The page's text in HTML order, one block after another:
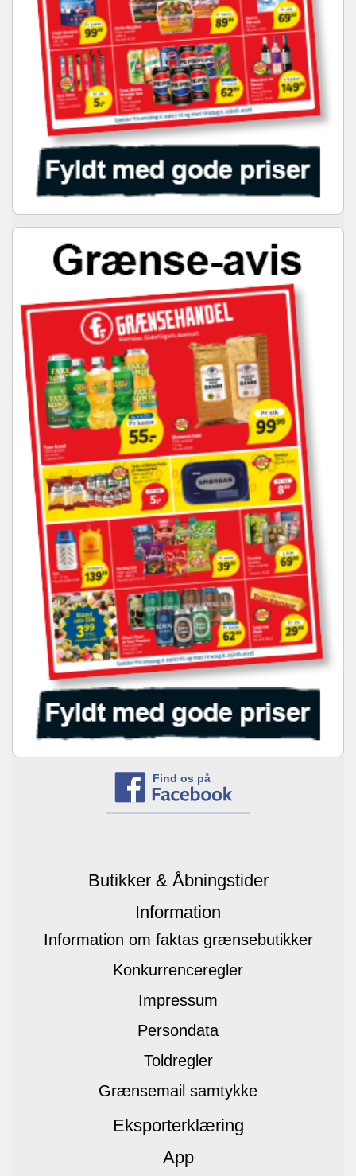
Find os på
Butikker & Åbningstider
Information
Information om faktas grænsebutikker
Konkurrenceregler
Impressum
Persondata
Toldregler
Grænsemail samtykke
Eksporterklæring
App